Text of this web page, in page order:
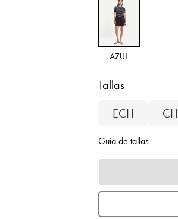
AZUL
Tallas
ECH
CH
Guía de tallas